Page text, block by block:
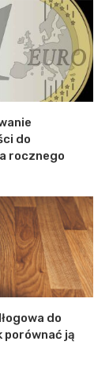
do
rocznego
do
porównać ją